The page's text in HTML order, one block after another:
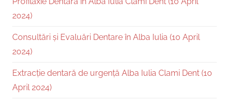
2024)
Consultări și Evaluări Dentare în Alba Iulia (10 April
2024)
Extracție dentară de urgență Alba Iulia Clami Dent (10
April 2024)